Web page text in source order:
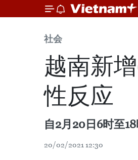
社会
越南新
性反应
自2月20日6时至
20/02/2021 12:30